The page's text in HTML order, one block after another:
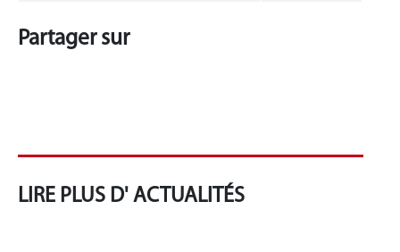
Partager sur
LIRE PLUS D' ACTUALITÉS